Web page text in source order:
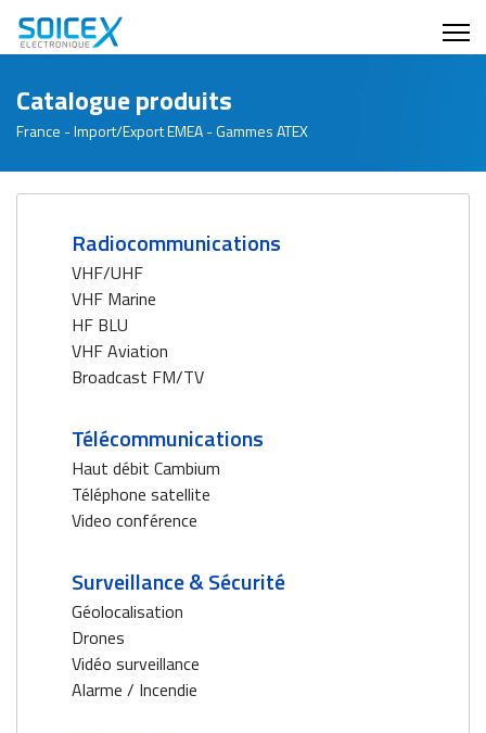
Catalogue produits
France - Import/Export EMEA - Gammes ATEX
Radiocommunications
VHF/UHF
VHF Marine
HF BLU
VHF Aviation
Broadcast FM/TV
Télécommunications
Haut débit Cambium
Téléphone satellite
Video conférence
Surveillance & Sécurité
Géolocalisation
Drones
Vidéo surveillance
Alarme / Incendie